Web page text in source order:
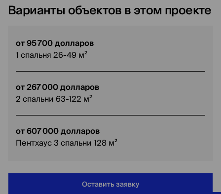
Варианты объектов в этом проекте
от 95 700 долларов
1 спальня 26-49 м²
от 267 000 долларов
2 спальни 63-122 м²
от 607 000 долларов
Пентхаус 3 спальни 128 м²
Оставить заявку